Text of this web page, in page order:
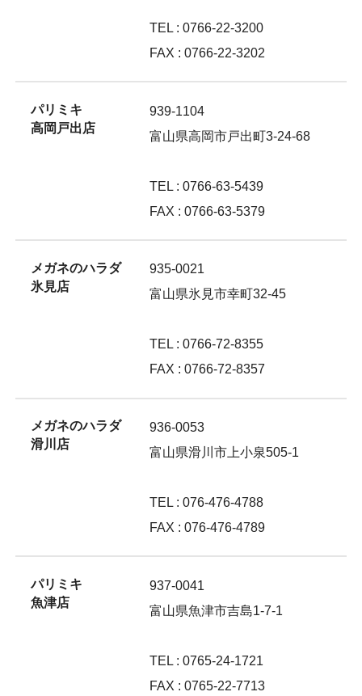
TEL : 0766-22-3200
FAX : 0766-22-3202
パリミキ
高岡戸出店
939-1104
富山県高岡市戸出町3-24-68
TEL : 0766-63-5439
FAX : 0766-63-5379
メガネのハラダ
氷見店
935-0021
富山県氷見市幸町32-45
TEL : 0766-72-8355
FAX : 0766-72-8357
メガネのハラダ
滑川店
936-0053
富山県滑川市上小泉505-1
TEL : 076-476-4788
FAX : 076-476-4789
パリミキ
魚津店
937-0041
富山県魚津市吉島1-7-1
TEL : 0765-24-1721
FAX : 0765-22-7713